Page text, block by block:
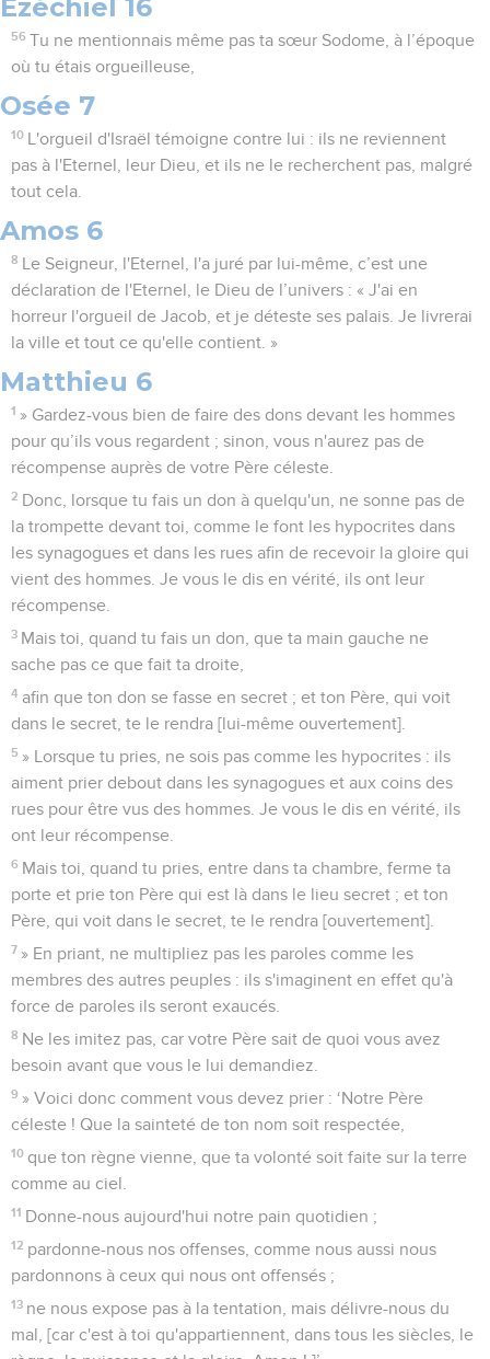
Ezéchiel 16
56 Tu ne mentionnais même pas ta sœur Sodome, à l’époque
où tu étais orgueilleuse,
Osée 7
10
L'orgueil d'Israël témoigne contre lui : ils ne reviennent
pas à l'Eternel, leur Dieu, et ils ne le recherchent pas, malgré
tout cela.
Amos 6
8
Le Seigneur, l'Eternel, l'a juré par lui-même, c’est une
déclaration de l'Eternel, le Dieu de l’univers : « J'ai en
horreur l'orgueil de Jacob, et je déteste ses palais. Je livrerai
la ville et tout ce qu'elle contient. »
Matthieu 6
1 » Gardez-vous bien de faire des dons devant les hommes
pour qu’ils vous regardent ; sinon, vous n'aurez pas de
récompense auprès de votre Père céleste.
2 Donc, lorsque tu fais un don à quelqu'un, ne sonne pas de
la trompette devant toi, comme le font les hypocrites dans
les synagogues et dans les rues afin de recevoir la gloire qui
vient des hommes. Je vous le dis en vérité, ils ont leur
récompense.
3 Mais toi, quand tu fais un don, que ta main gauche ne
sache pas ce que fait ta droite,
4 afin que ton don se fasse en secret ; et ton Père, qui voit
dans le secret, te le rendra [lui-même ouvertement].
5 » Lorsque tu pries, ne sois pas comme les hypocrites : ils
aiment prier debout dans les synagogues et aux coins des
rues pour être vus des hommes. Je vous le dis en vérité, ils
ont leur récompense.
6 Mais toi, quand tu pries, entre dans ta chambre, ferme ta
porte et prie ton Père qui est là dans le lieu secret ; et ton
Père, qui voit dans le secret, te le rendra [ouvertement].
7 » En priant, ne multipliez pas les paroles comme les
membres des autres peuples : ils s'imaginent en effet qu'à
force de paroles ils seront exaucés.
8 Ne les imitez pas, car votre Père sait de quoi vous avez
besoin avant que vous le lui demandiez.
9 » Voici donc comment vous devez prier : ‘Notre Père
céleste ! Que la sainteté de ton nom soit respectée,
10 que ton règne vienne, que ta volonté soit faite sur la terre
comme au ciel.
11 Donne-nous aujourd'hui notre pain quotidien ;
12 pardonne-nous nos offenses, comme nous aussi nous
pardonnons à ceux qui nous ont offensés ;
13 ne nous expose pas à la tentation, mais délivre-nous du
mal, [car c'est à toi qu'appartiennent, dans tous les siècles, le